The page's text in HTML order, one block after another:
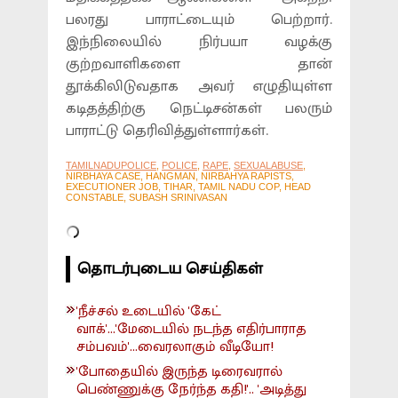
பலரது பாராட்டையும் பெற்றார்.
இந்நிலையில் நிர்பயா வழக்கு
குற்றவாளிகளை தான்
தூக்கிலிடுவதாக அவர் எழுதியுள்ள
கடிதத்திற்கு நெட்டிசன்கள் பலரும்
பாராட்டு தெரிவித்துள்ளார்கள்.
TAMILNADUPOLICE, POLICE, RAPE, SEXUALABUSE,
NIRBHAYA CASE, HANGMAN, NIRBAHYA RAPISTS,
EXECUTIONER JOB, TIHAR, TAMIL NADU COP, HEAD
CONSTABLE, SUBASH SRINIVASAN
தொடர்புடைய செய்திகள்
'நீச்சல் உடையில் 'கேட்
வாக்'...'மேடையில் நடந்த எதிர்பாராத
சம்பவம்'...வைரலாகும் வீடியோ!
'போதையில் இருந்த டிரைவரால்
பெண்ணுக்கு நேர்ந்த கதி!'.. 'அடித்து